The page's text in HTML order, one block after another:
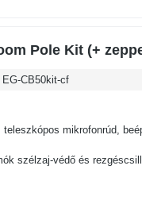
Pole Kit (+
EG-CB50kit-cf
teleszkópos mikrofonrúd,
szélzaj-védő és